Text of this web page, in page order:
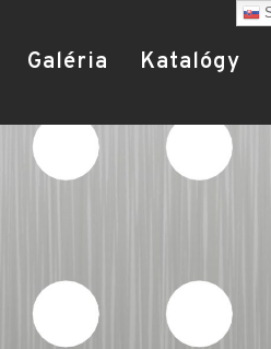
Galéria Katalógy